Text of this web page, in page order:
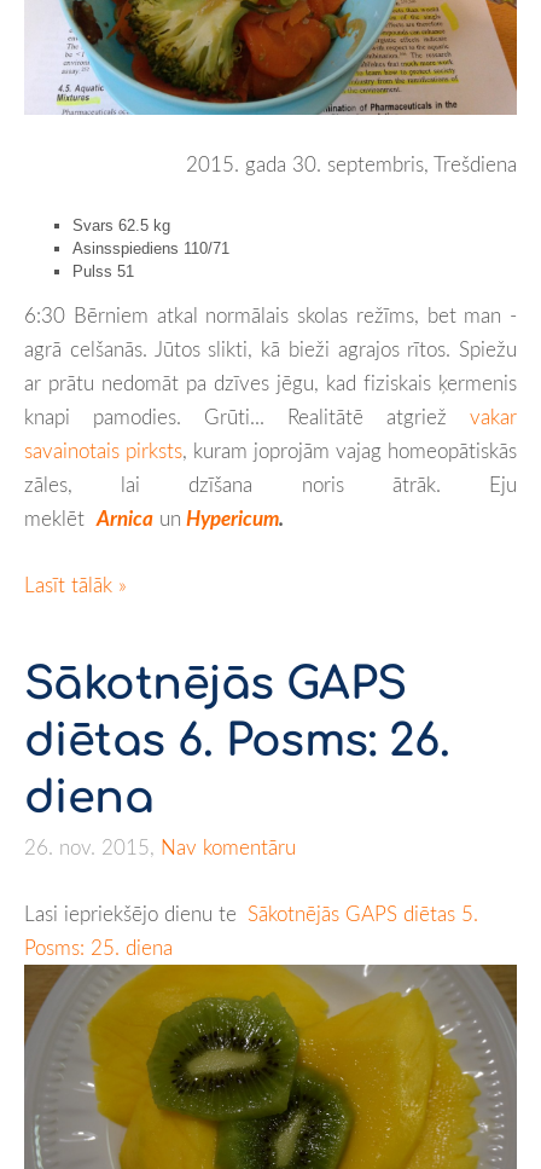
2015. gada 30. septembris, Trešdiena
Svars 62.5 kg
Asinsspiediens 110/71
Pulss 51
6:30 Bērniem atkal normālais skolas režīms, bet man -
agrā celšanās. Jūtos slikti, kā bieži agrajos rītos. Spiežu
ar prātu nedomāt pa dzīves jēgu, kad fiziskais ķermenis
knapi pamodies. Grūti... Realitātē atgriež vakar
savainotais pirksts, kuram joprojām vajag homeopātiskās
zāles, lai dzīšana noris ātrāk. Eju
meklētArnica un Hypericum.
Lasīt tālāk »
Sākotnējās GAPS
diētas 6. Posms: 26.
diena
26. nov. 2015, Nav komentāru
Lasi iepriekšējo dienu te Sākotnējās GAPS diētas 5.
Posms: 25. diena